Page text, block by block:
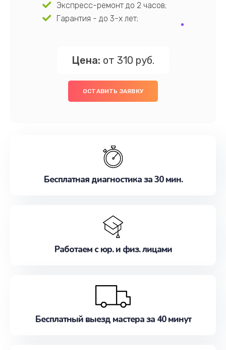
Экспресс-ремонт до 2 часов;
Гарантия - до 3-х лет;
Цена: от 310 руб.
ОСТАВИТЬ ЗАЯВКУ
Бесплатная диагностика за 30 мин.
Работаем с юр. и физ. лицами
Бесплатный выезд мастера за 40 минут